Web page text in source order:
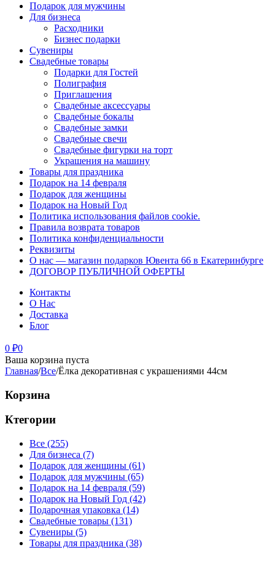
Подарок для мужчины
Для бизнеса
Расходники
Бизнес подарки
Сувениры
Свадебные товары
Подарки для Гостей
Полиграфия
Приглашения
Свадебные аксессуары
Свадебные бокалы
Свадебные замки
Свадебные свечи
Свадебные фигурки на торт
Украшения на машину
Товары для праздника
Подарок на 14 февраля
Подарок для женщины
Подарок на Новый Год
Политика использования файлов cookie.
Правила возврата товаров
Политика конфиденциальности
Реквизиты
О нас — магазин подарков Ювента 66 в Екатеринбурге
ДОГОВОР ПУБЛИЧНОЙ ОФЕРТЫ
Контакты
О Нас
Доставка
Блог
0 ₽0
Ваша корзина пуста
Главная/Все/Ёлка декоративная с украшениями 44см
Корзина
Ктегории
Все (255)
Для бизнеса (7)
Подарок для женщины (61)
Подарок для мужчины (65)
Подарок на 14 февраля (59)
Подарок на Новый Год (42)
Подарочная упаковка (14)
Свадебные товары (131)
Сувениры (5)
Товары для праздника (38)